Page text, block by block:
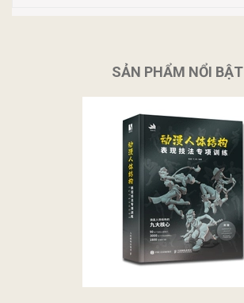
SẢN PHẨM NỔI BẬT